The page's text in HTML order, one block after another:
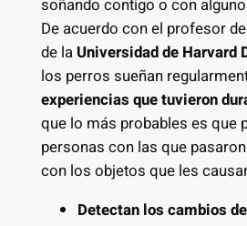
soñando contigo o con
De acuerdo con el profesor
de la Universidad de Harvard
los perros sueñan
experiencias que tuvieron
que lo más probables es que
personas con las que
con los objetos que les
Detectan los cambios